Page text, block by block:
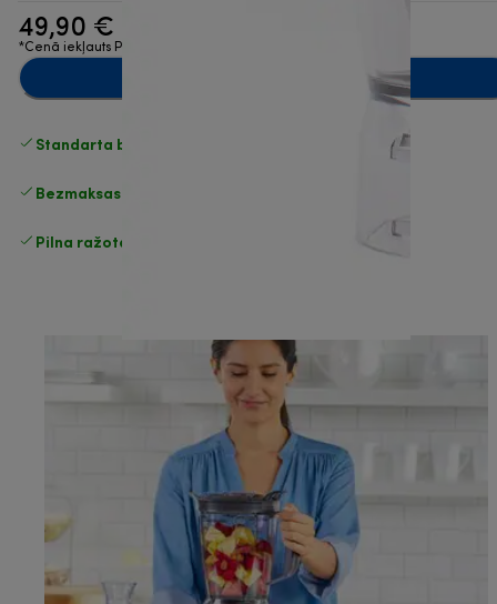
49,90 €
*Cenā iekļauts PVN
Standarta bezmaksas piegāde
Bezmaksas atgriešana
Pilna ražotāja garantija